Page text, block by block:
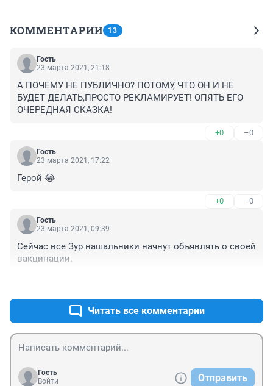
КОММЕНТАРИИ 13
Гость
23 марта 2021, 21:18
А ПОЧЕМУ НЕ ПУБЛИЧНО? ПОТОМУ, ЧТО ОН И НЕ
БУДЕТ ДЕЛАТЬ,ПРОСТО РЕКЛАМИРУЕТ! ОПЯТЬ ЕГО
ОЧЕРЕДНАЯ СКАЗКА!
+0 –0
Гость
23 марта 2021, 17:22
Герой 😂
+0 –0
Гость
23 марта 2021, 09:39
Сейчас все Зур нашальники начнут объявлять о своей
вакцинации.
Читать все комментарии
Гость
Войти
Отправить